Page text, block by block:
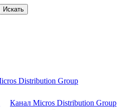
Искать
Distribution Group
Канал Micros Distribution Group